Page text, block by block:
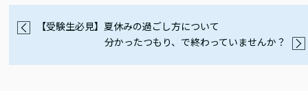
【受験生必見】夏休みの過ごし方について
分かったつもり、で終わっていませんか？